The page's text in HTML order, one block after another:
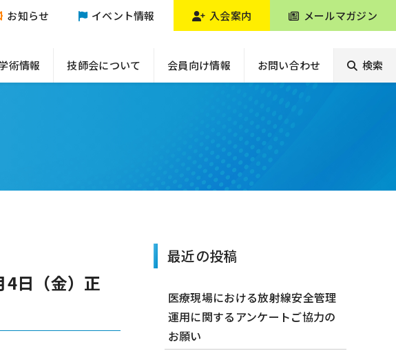
お知らせ イベント情報 入会案内 メールマガジン
術情報 技師会について 会員向け情報 お問い合わせ 検索
4日（金）正
最近の投稿
医療現場における放射線安全管理
運用に関するアンケートご協力の
お願い